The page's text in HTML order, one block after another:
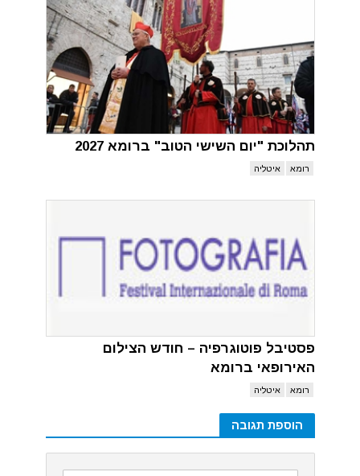
תהלוכת "יום השישי הטוב" ברומא 2027
רומא איטליה
פסטיבל פוטוגרפיה – חודש הצילום
האירופאי ברומא
רומא איטליה
הוספת תגובה